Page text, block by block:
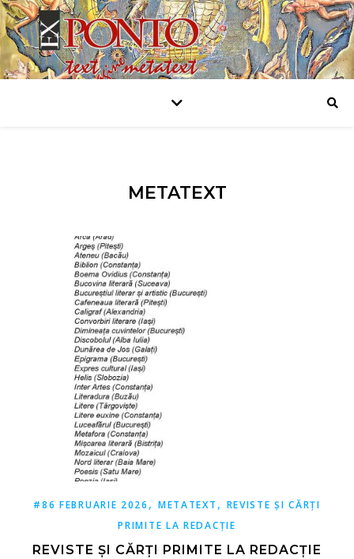
METATEXT
#86 FEBRUARIE 2026 , METATEXT , REVISTE ȘI CĂRȚI
PRIMITE LA REDACȚIE
REVISTE ȘI CĂRȚI PRIMITE LA REDACȚIE